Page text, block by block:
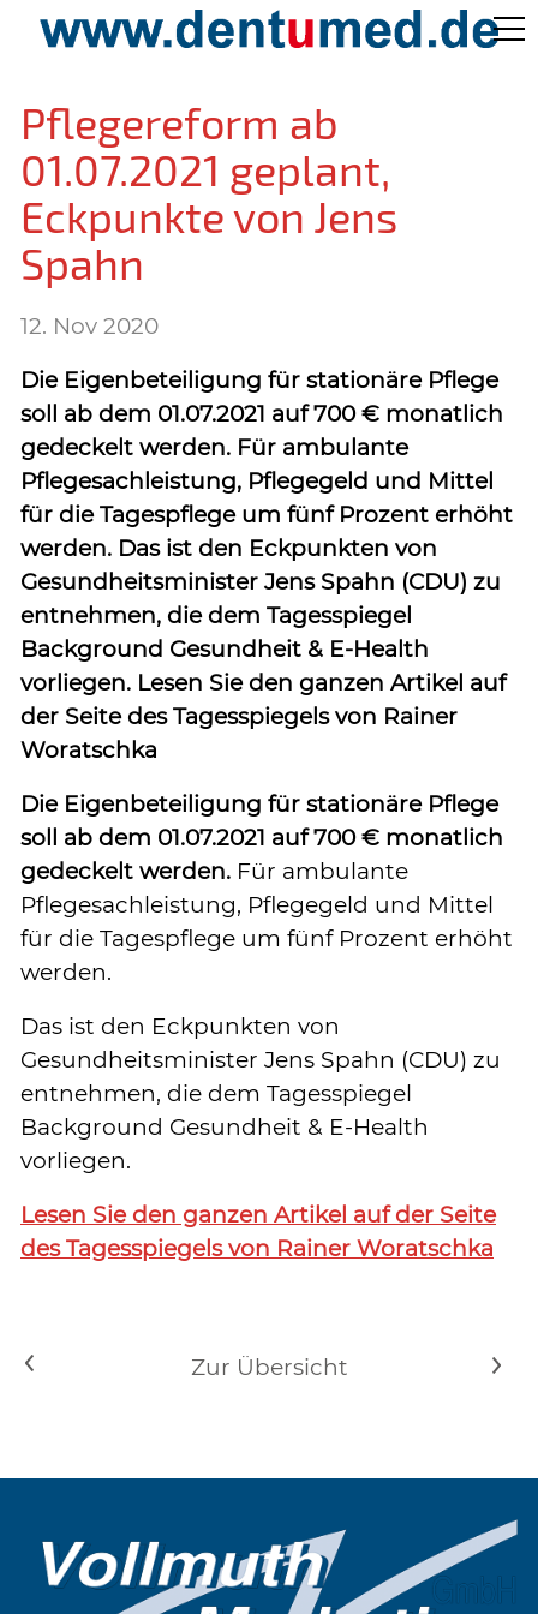
Pflege Aktuell /
Gepflegtes Leben
Ärzteverzeichnisse
Preislisten
Über Uns
Kontakt
Pflegereform ab
01.07.2021 geplant,
Eckpunkte von Jens
Spahn
12. Nov 2020
Die Eigenbeteiligung für stationäre Pflege
soll ab dem 01.07.2021 auf 700 € monatlich
gedeckelt werden. Für ambulante
Pflegesachleistung, Pflegegeld und Mittel
für die Tagespflege um fünf Prozent erhöht
werden. Das ist den Eckpunkten von
Gesundheitsminister Jens Spahn (CDU) zu
entnehmen, die dem Tagesspiegel
Background Gesundheit & E-Health
vorliegen. Lesen Sie den ganzen Artikel auf
der Seite des Tagesspiegels von Rainer
Woratschka
Die Eigenbeteiligung für stationäre Pflege
soll ab dem 01.07.2021 auf 700 € monatlich
gedeckelt werden. Für ambulante
Pflegesachleistung, Pflegegeld und Mittel
für die Tagespflege um fünf Prozent erhöht
werden.
Das ist den Eckpunkten von
Gesundheitsminister Jens Spahn (CDU) zu
entnehmen, die dem Tagesspiegel
Background Gesundheit & E-Health
vorliegen.
Lesen Sie den ganzen Artikel auf der Seite
des Tagesspiegels von Rainer Woratschka
< Zur Übersicht >